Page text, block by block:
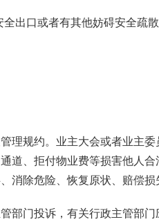
出口或者有其他妨碍安全疏
理规约。业主大会或者业主委
道、拒付物业费等损害他人
消除危险、恢复原状、赔偿损
部门投诉，有关行政主管部门